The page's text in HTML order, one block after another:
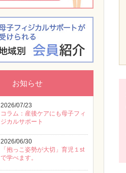
お知らせ
2026/07/23
コラム：産後ケアにも母子フィ
ジカルサポート
2026/06/30
「抱っこ姿勢が大切」育児１st
で学べます。